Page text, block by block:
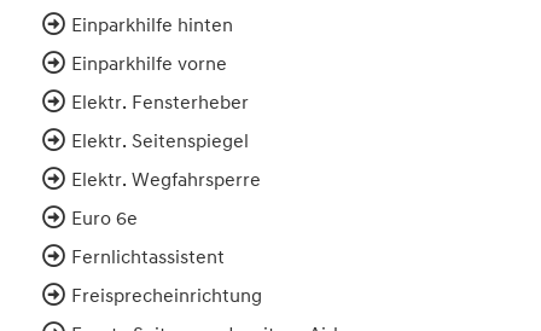
Einparkhilfe hinten
Einparkhilfe vorne
Elektr. Fensterheber
Elektr. Seitenspiegel
Elektr. Wegfahrsperre
Euro 6e
Fernlichtassistent
Freisprecheinrichtung